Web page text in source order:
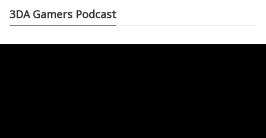
3DA Gamers Podcast